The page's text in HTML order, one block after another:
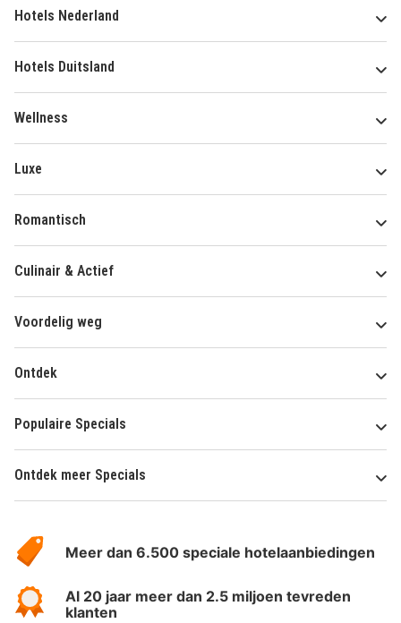
Hotels Nederland
Hotels Duitsland
Wellness
Luxe
Romantisch
Culinair & Actief
Voordelig weg
Ontdek
Populaire Specials
Ontdek meer Specials
HotelSpecials
Meer dan 6.500 speciale hotelaanbiedingen
Al 20 jaar meer dan 2.5 miljoen tevreden
klanten